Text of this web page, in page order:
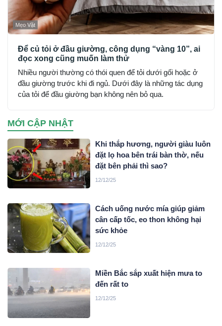
Mẹo Vặt
Để củ tỏi ở đầu giường, công dụng “vàng 10”, ai
đọc xong cũng muốn làm thử
Nhiều người thường có thói quen để tỏi dưới gối hoặc ở
đầu giường trước khi đi ngủ. Dưới đây là những tác dụng
của tỏi để đầu giường bạn không nên bỏ qua.
MỚI CẬP NHẬT
Khi thắp hương, người giàu luôn
đặt lọ hoa bên trái bàn thờ, nếu
đặt bên phải thì sao?
12/12/25
Cách uống nước mía giúp giảm
cân cấp tốc, eo thon không hại
sức khỏe
12/12/25
Miền Bắc sắp xuất hiện mưa to
đến rất to
12/12/25